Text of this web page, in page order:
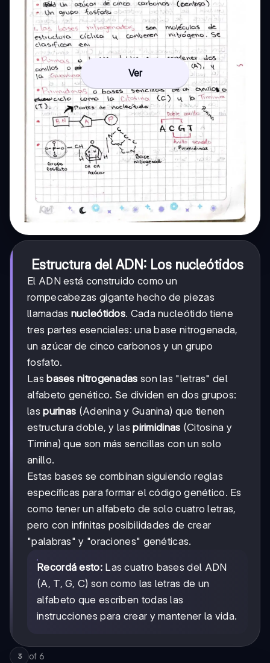
Ver
Estructura del ADN: Los nucleótidos
El ADN está construido como un
rompecabezas gigante hecho de piezas
llamadas nucleótidos. Cada nucleótido tiene
tres partes esenciales: una base nitrogenada,
un azúcar de cinco carbonos y un grupo
fosfato.
Las bases nitrogenadas son las "letras" del
alfabeto genético. Se dividen en dos grupos:
laspurinas (Adenina y Guanina) que tienen
estructura doble, y laspirimidinas (Citosina y
Timina) que son más sencillas con un solo
anillo.
Estas bases se combinan siguiendo reglas
específicas para formar el código genético. Es
como tener un alfabeto de solo cuatro letras,
pero con infinitas posibilidades de crear
"palabras" y "oraciones" genéticas.
Recordá esto:Las cuatro bases del ADN
(A, T, G, C) son como las letras de un
alfabeto que escriben todas las
instrucciones para crear y mantener la vida.
3 of 6